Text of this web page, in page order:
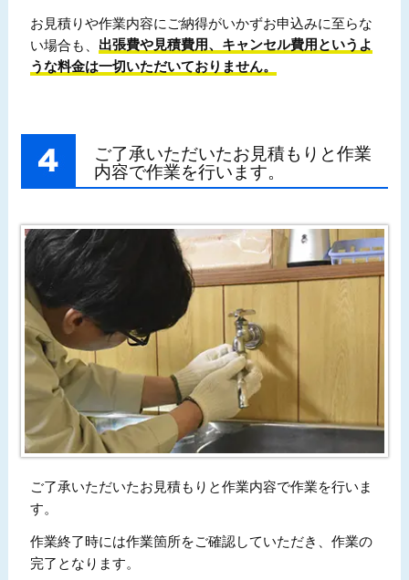
お見積りや作業内容にご納得がいかずお申込みに至らな
い場合も、 出張費や見積費用、キャンセル費用というよ
うな料金は一切いただいておりません。
ご了承いただいたお見積もりと作業
内容で作業を行います。
ご了承いただいたお見積もりと作業内容で作業を行いま
す。
作業終了時には作業箇所をご確認していただき、作業の
完了となります。